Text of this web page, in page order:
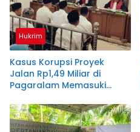
Hukrim
Kasus Korupsi Proyek
Jalan Rp1,49 Miliar di
Pagaralam Memasuki
Terdakwa Dituntut 2,5
Tahun Penjara